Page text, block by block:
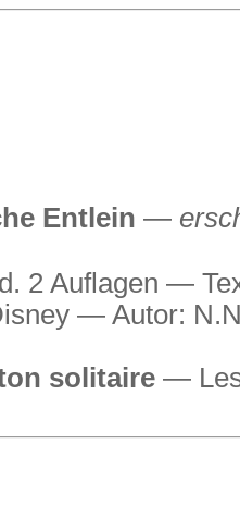
Entlein —
2 Auflagen —
— Autor:
solitaire — Les